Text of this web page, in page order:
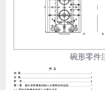
碗形零件